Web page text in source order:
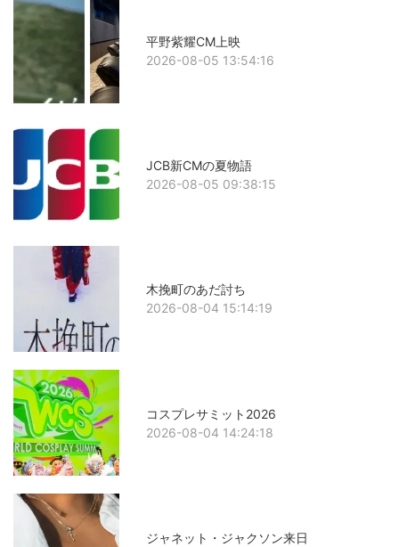
平野紫耀CM上映
2026-08-05 13:54:16
JCB新CMの夏物語
2026-08-05 09:38:15
木挽町のあだ討ち
2026-08-04 15:14:19
コスプレサミット2026
2026-08-04 14:24:18
ジャネット・ジャクソン来日